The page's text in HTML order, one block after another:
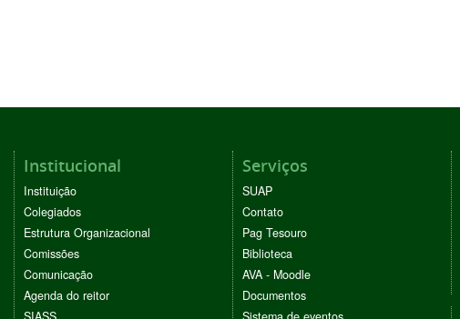
Institucional
Instituição
Colegiados
Estrutura Organizacional
Comissões
Comunicação
Agenda do reitor
Serviços
SUAP
Contato
Pag Tesouro
Biblioteca
AVA - Moodle
Documentos